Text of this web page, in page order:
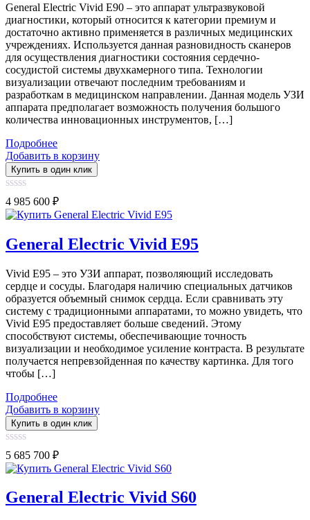
General Electric Vivid E90 – это аппарат ультразвуковой
диагностики, который относится к категории премиум и
достаточно активно применяется в различных медицинских
учреждениях. Используется данная разновидность сканеров
для осуществления диагностики состояния сердечно-
сосудистой системы двухкамерного типа. Технологии
визуализации отвечают последним требованиям и
разработкам в медицинском направлении. Данная модель УЗИ
аппарата предполагает возможность получения большого
количества инновационных инструментов, […]
Подробнее
Добавить в корзину
Купить в один клик
0
out
of
4 985 600 ₽
General Electric Vivid E95
Vivid E95 – это УЗИ аппарат, позволяющий исследовать
сердце и сосуды. Благодаря наличию специальных датчиков
образуется объемный снимок сердца. Если сравнивать эту
систему с традиционными аппаратами, то можно увидеть, что
Vivid E95 предоставляет больше сведений. Этому
способствуют системы, обеспечивающие точность
визуализации и необходимое усиление контраста. В результате
получается непревзойденная по качеству картинка. Для того
чтобы […]
Подробнее
Добавить в корзину
Купить в один клик
0
out
of
5 685 700 ₽
General Electric Vivid S60